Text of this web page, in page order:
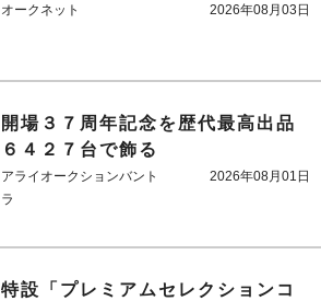
オークネット 2026年08月03日
開場３７周年記念を歴代最高出品
６４２７台で飾る
アライオークションバント
ラ
2026年08月01日
特設「プレミアムセレクションコ